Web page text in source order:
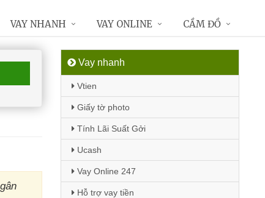
Vay nhanh
Vtien
Giấy tờ photo
Tính Lãi Suất Gởi
Ucash
Vay Online 247
Hỗ trợ vay tiền
VAY NHANH VAY ONLINE CẦM ĐỒ